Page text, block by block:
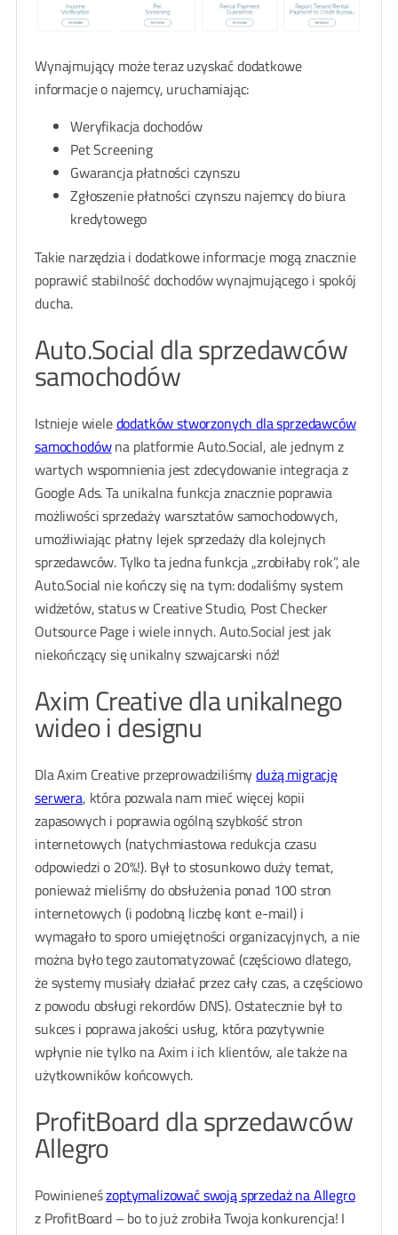
Wynajmujący może teraz uzyskać dodatkowe
informacje o najemcy, uruchamiając:
Weryfikacja dochodów
Pet Screening
Gwarancja płatności czynszu
Zgłoszenie płatności czynszu najemcy do biura
kredytowego
Takie narzędzia i dodatkowe informacje mogą znacznie
poprawić stabilność dochodów wynajmującego i spokój
ducha.
Auto.Social dla sprzedawców
samochodów
Istnieje wieledodatków stworzonych dla sprzedawców
samochodówna platformie Auto.Social, ale jednym z
wartych wspomnienia jest zdecydowanie integracja z
Google Ads. Ta unikalna funkcja znacznie poprawia
możliwości sprzedaży warsztatów samochodowych,
umożliwiając płatny lejek sprzedaży dla kolejnych
sprzedawców. Tylko ta jedna funkcja „zrobiłaby rok”, ale
Auto.Social nie kończy się na tym: dodaliśmy system
widżetów, status w Creative Studio, Post Checker
Outsource Page i wiele innych. Auto.Social jest jak
niekończący się unikalny szwajcarski nóż!
Axim Creative dla unikalnego
wideo i designu
Dla Axim Creative przeprowadziliśmydużą migrację
serwera, która pozwala nam mieć więcej kopii
zapasowych i poprawia ogólną szybkość stron
internetowych (natychmiastowa redukcja czasu
odpowiedzi o 20%!). Był to stosunkowo duży temat,
ponieważ mieliśmy do obsłużenia ponad 100 stron
internetowych (i podobną liczbę kont e-mail) i
wymagało to sporo umiejętności organizacyjnych, a nie
można było tego zautomatyzować (częściowo dlatego,
że systemy musiały działać przez cały czas, a częściowo
z powodu obsługi rekordów DNS). Ostatecznie był to
sukces i poprawa jakości usług, która pozytywnie
wpłynie nie tylko na Axim i ich klientów, ale także na
użytkowników końcowych.
ProfitBoard dla sprzedawców
Allegro
Powinieneśzoptymalizować swoją sprzedaż na Allegro
z ProfitBoard – bo to już zrobiła Twoja konkurencja! I